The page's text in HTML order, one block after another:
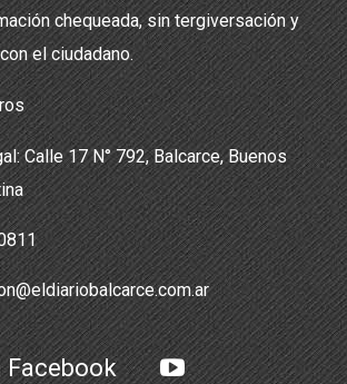
chequeada, sin tergiversación y
el ciudadano.
Calle 17 N° 792, Balcarce, Buenos
Facebook